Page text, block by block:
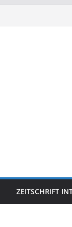
ZEITSCHRIFT